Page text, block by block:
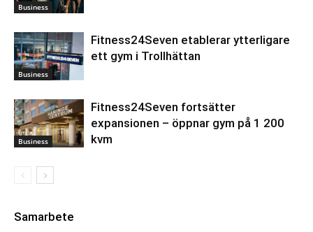
Business
Business
Fitness24Seven etablerar ytterligare
ett gym i Trollhättan
Business
Fitness24Seven fortsätter
expansionen – öppnar gym på 1 200
kvm
Samarbete